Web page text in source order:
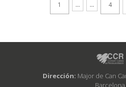
1 ... ... 4
Dirección: Major de Can
Barcelona